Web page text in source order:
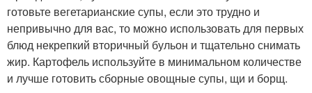
готовьте вегетарианские супы, если это трудно и
непривычно для вас, то можно использовать для первых
блюд некрепкий вторичный бульон и тщательно снимать
жир. Картофель используйте в минимальном количестве
и лучше готовить сборные овощные супы, щи и борщ.